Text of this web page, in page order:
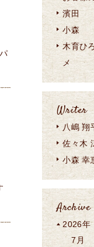
濱田
小森
木育ひ
メ
Writer
八嶋 翔
佐々木
小森 幸
Archive
2026年
7月